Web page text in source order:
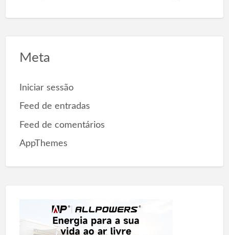
Meta
Iniciar sessão
Feed de entradas
Feed de comentários
AppThemes